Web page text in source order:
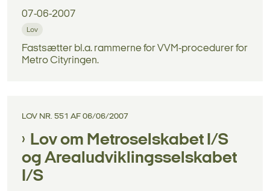
07-06-2007
Lov
Fastsætter bl.a. rammerne for VVM-procedurer for
Metro Cityringen.
LOV NR. 551 AF 06/06/2007
Lov om Metroselskabet I/S
og Arealudviklingsselskabet
I/S